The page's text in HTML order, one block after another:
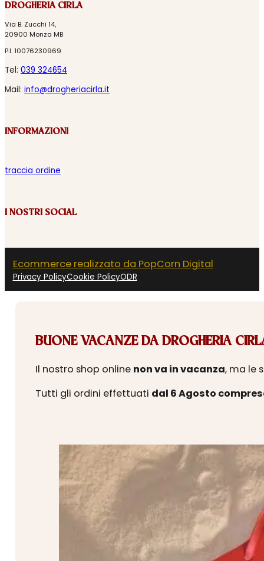
DROGHERIA CIRLA
Via B. Zucchi 14,
20900 Monza MB
P.I. 10076230969
Tel: 039 324654
Mail: info@drogheriacirla.it
INFORMAZIONI
traccia ordine
I NOSTRI SOCIAL
Ecommerce realizzato da PopCorn Digital
Privacy PolicyCookie PolicyODR
BUONE VACANZE DA DROGHERIA
Il nostro shop online non va in vacanza, ma le
Tutti gli ordini effettuati dal 6 Agosto